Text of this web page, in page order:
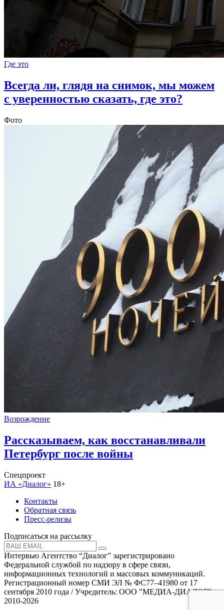
Где это
Всегда ли, глядя на снимок, мы можем
с уверенностью сказать, где это?
Фото
Возрождение
Рассказываем, как восстанавливали
Петербург после войны
Спецпроект
ИА «Диалог» 18+
Контакты
Обратная связь
Пресс-релизы
Подписаться на рассылку
Интервью Агентство “Диалог” зарегистрировано
Федеральной службой по надзору в сфере связи,
информационных технологий и массовых коммуникаций.
Регистрационный номер СМИ ЭЛ № ФС77–41980 от 17
сентября 2010 года / Учредитель: ООО "МЕДИА-ДИАЛОГ"
2010-2026